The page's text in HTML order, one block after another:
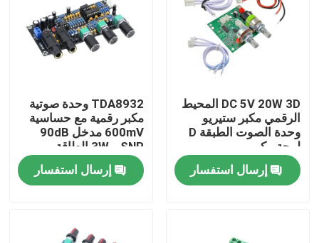
DC 5V 20W 3D المحيط
الرقمي مكبر ستيريو
وحدة الصوت الطبقة D
لوحة مكبر
إرسال استفسار
TDA8932 وحدة صوتية
مكبر رقمية مع حساسية
600mV مدخل 90dB
SNR و 3W الطاقة
الخارجة
إرسال استفسار